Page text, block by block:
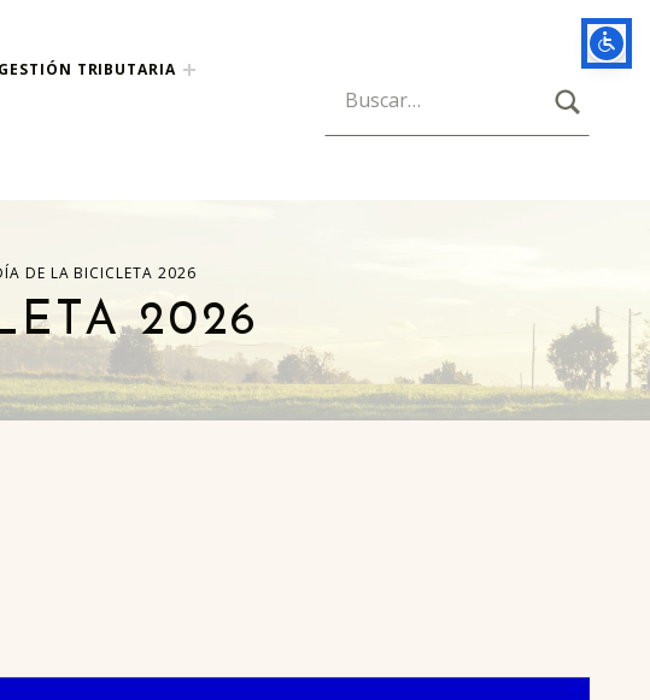
GESTIÓN TRIBUTARIA
Búsqueda para:
DE LA BICICLETA 2026
2026